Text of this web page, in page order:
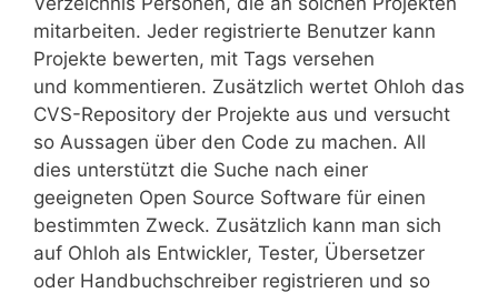
mitarbeiten. Jeder registrierte Benutzer kann
Projekte bewerten, mit Tags versehen
und kommentieren. Zusätzlich wertet Ohloh das
CVS-Repository der Projekte aus und versucht
so Aussagen über den Code zu machen. All
dies unterstützt die Suche nach einer
geeigneten Open Source Software für einen
bestimmten Zweck. Zusätzlich kann man sich
auf Ohloh als Entwickler, Tester, Übersetzer
oder Handbuchschreiber registrieren und so